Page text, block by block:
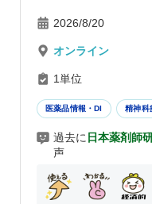
2026/8/20
オンライン
1単位
医薬品情報・DI 精神科
過去に 日本薬剤師
声